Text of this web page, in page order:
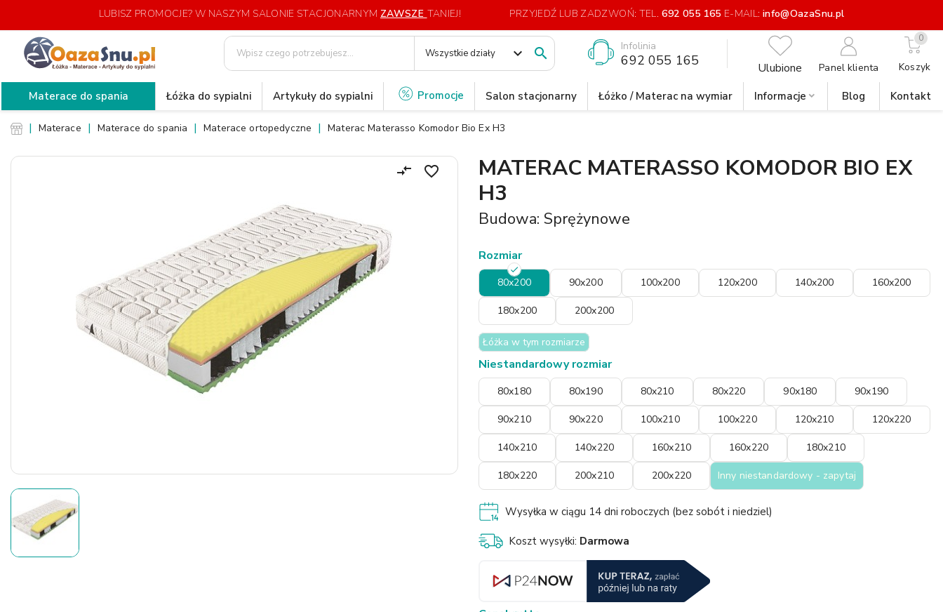
LUBISZ PROMOCJE? W NASZYM SALONIE STACJONARNYM ZAWSZE TANIEJ! PRZYJEDŹ LUB ZADZWOŃ: TEL. 692 055 165 E-MAIL: info@OazaSnu.pl
Wszystkie działy expand_more  Infolinia
692 055 165 Panel klienta
0
Koszyk
Ulubione
Materace do spania Łóżka do sypialni Artykuły do sypialni Promocje Salon stacjonarny Łóżko / Materac na wymiar Informacje Blog Kontakt
Materace Materace do spania Materace ortopedyczne Materac Materasso Komodor Bio Ex H3
favorite_border
compare_arrows
MATERAC MATERASSO KOMODOR BIO EX
H3
Budowa: Sprężynowe
Rozmiar
80x200 90x200 100x200 120x200 140x200 160x200
180x200 200x200
Łóżka w tym rozmiarze
Niestandardowy rozmiar
80x180 80x190 80x210 80x220 90x180 90x190
90x210 90x220 100x210 100x220 120x210 120x220
140x210 140x220 160x210 160x220 180x210
180x220 200x210 200x220 Inny niestandardowy - zapytaj
Wysyłka w ciągu 14 dni roboczych (bez sobót i niedziel)
Koszt wysyłki: Darmowa